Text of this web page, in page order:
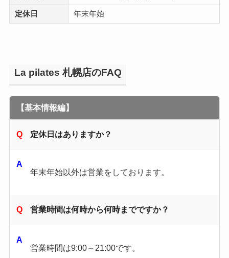
定休日 年末年始
La pilates 札幌店のFAQ
【基本情報編】
定休日はありますか？
年末年始以外は営業をしております。
営業時間は何時から何時までですか？
営業時間は9:00～21:00です。